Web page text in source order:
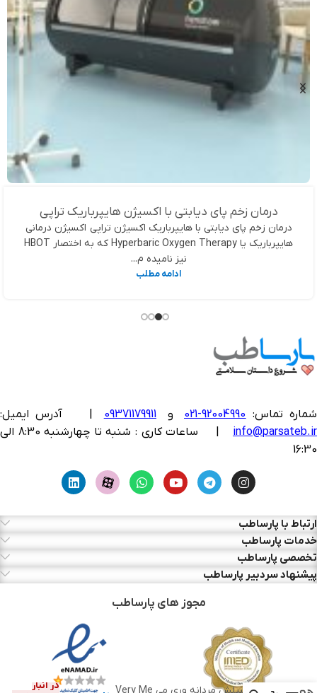
درمان زخم پای دیابتی با اکسیژن هایپرباریک تراپی
درمان زخم پای دیابتی با هایپرباریک اکسیژن تراپی اکسیژن درمانی
هایپرباریک یا Hyperbaric Oxygen Therapy که به اختصار HBOT
نیز نامیده م...
ادامه مطلب
شماره تماس: 92004990-021 و 09371179911
آدرس ایمیل:
info@parsateb.ir
| ساعات کاری : شنبه تا چهارشنبه 8:30 الی
16:30
ارتباط با پارساطب
خدمات پارساطب
تخصصی پارساطب
پیشنهاد سردبیر پارساطب
مجوز های پارساطب
در انبار